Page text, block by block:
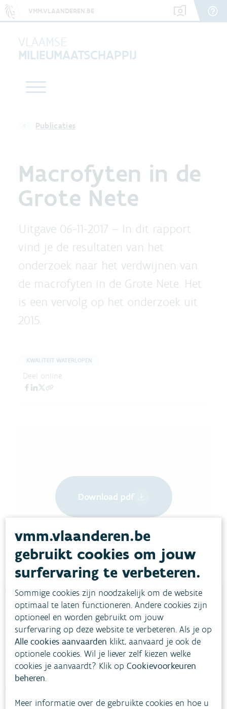
VMM.VLAANDEREN.BE
VLAAMSE
MILIEUMAATSCHAPPIJ
Publicaties
Macrofyten in de
Grote Nete
Uitgave 06-11-2017 – In dit rapport
vind je de resultaten van het
onderzoek naar het verdwijnen van
de macrofyten in de Grote Nete. Het
is een vervolg op het onderzoek uit
2015.
KWALITEIT WATERLOPEN
Deel online
Download pdf
Heb je vragen?
Bekijk het overzicht van meestgestelde vragen
Niet gevonden wat je zocht?
vmm.vlaanderen.be
gebruikt cookies om jouw
surfervaring te verbeteren.
Sommige cookies zijn noodzakelijk om de website
optimaal te laten functioneren. Andere cookies zijn
optioneel en worden gebruikt om jouw
surfervaring op deze website te verbeteren. Als je op
Alle cookies aanvaarden klikt, aanvaard je ook de
optionele cookies. Wil je liever zelf kiezen welke
cookies je aanvaardt? Klik opCookievoorkeuren
beheren.
Meer informatie over de gebruikte cookies en hoe u